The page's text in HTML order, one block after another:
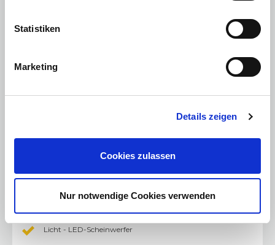
Statistiken
Marketing
Details zeigen
Cookies zulassen
Nur notwendige Cookies verwenden
Licht - LED-Scheinwerfer